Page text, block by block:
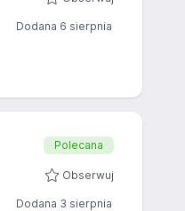
Dodana 6 sierpnia
Polecana
Obserwuj
Dodana 3 sierpnia